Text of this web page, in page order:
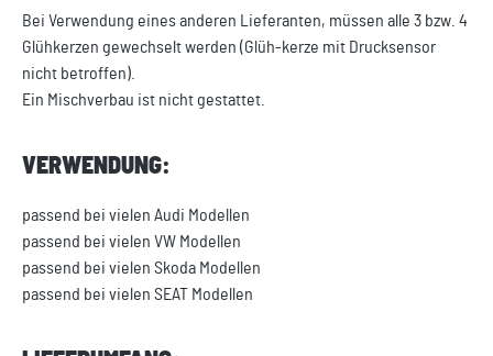
Bei Verwendung eines anderen Lieferanten, müssen alle 3 bzw. 4
Glühkerzen gewechselt werden (Glüh-kerze mit Drucksensor
nicht betroffen).
Ein Mischverbau ist nicht gestattet.
VERWENDUNG:
passend bei vielen Audi Modellen
passend bei vielen VW Modellen
passend bei vielen Skoda Modellen
passend bei vielen SEAT Modellen